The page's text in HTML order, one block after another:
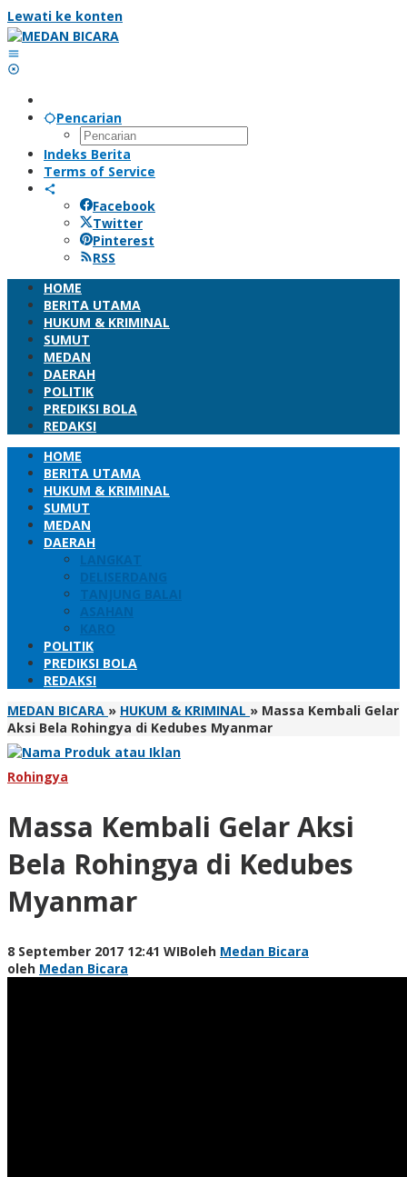
Lewati ke konten
Pencarian
Indeks Berita
Terms of Service
Facebook
Twitter
Pinterest
RSS
HOME
BERITA UTAMA
HUKUM & KRIMINAL
SUMUT
MEDAN
DAERAH
POLITIK
PREDIKSI BOLA
REDAKSI
HOME
BERITA UTAMA
HUKUM & KRIMINAL
SUMUT
MEDAN
DAERAH
LANGKAT
DELISERDANG
TANJUNG BALAI
ASAHAN
KARO
POLITIK
PREDIKSI BOLA
REDAKSI
MEDAN BICARA » HUKUM & KRIMINAL » Massa Kembali Gelar
Aksi Bela Rohingya di Kedubes Myanmar
Rohingya
Massa Kembali Gelar Aksi
Bela Rohingya di Kedubes
Myanmar
8 September 2017 12:41 WIBoleh Medan Bicara
oleh Medan Bicara